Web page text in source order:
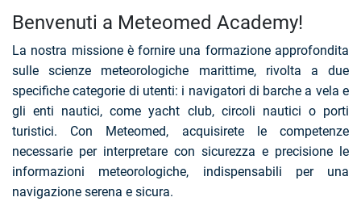
Benvenuti a Meteomed Academy!
La nostra missione è fornire una formazione approfondita
sulle scienze meteorologiche marittime, rivolta a due
specifiche categorie di utenti: i navigatori di barche a vela e
gli enti nautici, come yacht club, circoli nautici o porti
turistici. Con Meteomed, acquisirete le competenze
necessarie per interpretare con sicurezza e precisione le
informazioni meteorologiche, indispensabili per una
navigazione serena e sicura.